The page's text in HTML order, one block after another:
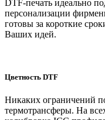
DTF-печать идеально
персонализации
готовы за короткие
Ваших идей.
Цветность DTF
Никаких ограничений
термотрансферы. На